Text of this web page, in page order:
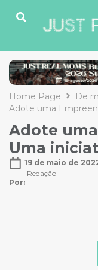
Home Page
De
Adote uma
Adote
Uma
19 de maio de
Por:
Redação